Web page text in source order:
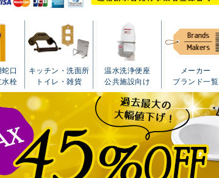
口
水栓
キッチン・洗面所
トイレ・雑貨
温水洗浄便座
公共施設向け
メーカー
ブランド一覧